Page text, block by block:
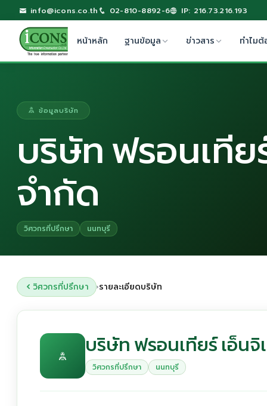
info@icons.co.th 02-810-8892-6 IP: 216.73.216.193
หน้าหลัก ฐานข้อมูล ข่าวสาร ทำไมต้
ข้อมูลบริษัท
บริษัท ฟรอนเที
จำกัด
วิศวกรที่ปรึกษา นนทบุรี
วิศวกรที่ปรึกษา ›รายละเอียดบริษัท
บริษัท ฟรอนเทียร์ เอ็น
วิศวกรที่ปรึกษา นนทบุรี